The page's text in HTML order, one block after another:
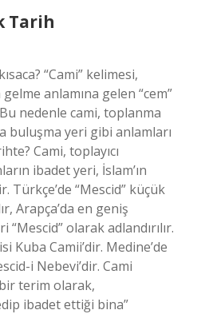
Tarih
“Cami” kelimesi,
anlamına gelen “cem”
nedenle cami, toplanma
buluşma yeri gibi anlamları
Cami, toplayıcı
ibadet yeri, İslam’ın
Türkçe’de “Mescid” küçük
Arapça’da en geniş
olarak adlandırılır.
Kuba Camii’dir. Medine’de
i Nebevi’dir. Cami
terim olarak,
ibadet ettiği bina”